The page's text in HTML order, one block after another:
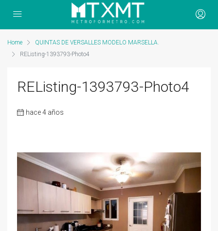
Home
QUINTAS DE VERSALLES MODELO MARSELLA.
REListing-1393793-Photo4
REListing-1393793-Photo4
hace 4 años